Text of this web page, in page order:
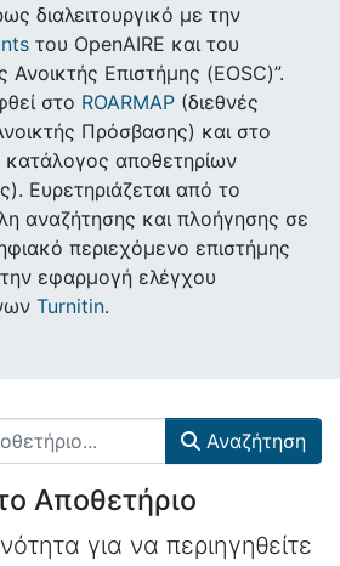
διαλειτουργικό με την
του OpenAIRE και του
Επιστήμης (EOSC)”.
στο ROARMAP (διεθνές
Πρόσβασης) και στο
κατάλογος αποθετηρίων
Ευρετηριάζεται από το
αναζήτησης και πλοήγησης σε
περιεχόμενο επιστήμης
την εφαρμογή ελέγχου
Turnitin.
Αναζήτηση
Αποθετήριο
για να περιηγηθείτε